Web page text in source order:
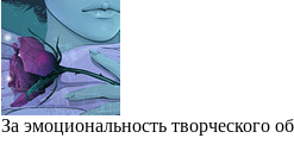
За эмоциональность творческого